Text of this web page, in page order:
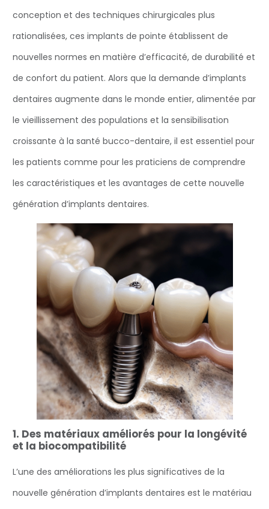
conception et des techniques chirurgicales plus
rationalisées, ces implants de pointe établissent de
nouvelles normes en matière d’efficacité, de durabilité et
de confort du patient. Alors que la demande d’implants
dentaires augmente dans le monde entier, alimentée par
le vieillissement des populations et la sensibilisation
croissante à la santé bucco-dentaire, il est essentiel pour
les patients comme pour les praticiens de comprendre
les caractéristiques et les avantages de cette nouvelle
génération d’implants dentaires.
1. Des matériaux améliorés pour la longévité
et la biocompatibilité
‍L’une des améliorations les plus significatives de la
nouvelle génération d’implants dentaires est le matériau